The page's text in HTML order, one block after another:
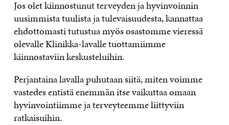
Jos olet kiinnostunut terveyden ja hyvinvoinnin
uusimmista tuulista ja tulevaisuudesta, kannattaa
ehdottomasti tutustua myös osastomme vieressä
olevalle Klinikka-lavalle tuottamiimme
kiinnostaviin keskusteluihin.
Perjantaina lavalla puhutaan siitä, miten voimme
vastedes entistä enemmän itse vaikuttaa omaan
hyvinvointiimme ja terveyteemme liittyviin
ratkaisuihin.